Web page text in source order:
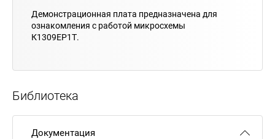
Демонстрационная плата предназначена для
ознакомления с работой микросхемы
К1309ЕР1Т.
Библиотека
Документация